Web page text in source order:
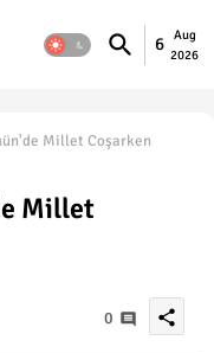
6
Aug
2026
Millet Coşarken
Millet
0 share